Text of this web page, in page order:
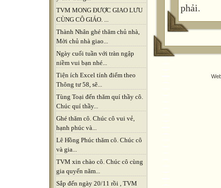
TVM MONG ĐƯỢC GIAO LƯU
CÙNG CÔ GIÁO. ...
Thành Nhân ghé thăm chủ nhà,
Mời chủ nhà giao...
Ngày cuối tuần với tràn ngập
niềm vui bạn nhé...
Tiện ích Excel tính điểm theo
Thông tư 58, sẽ...
Tùng Toại đến thăm quí thầy cô.
Chúc quí thầy...
Ghé thăm cô. Chúc cô vui vẻ,
hạnh phúc và...
Lê Hồng Phúc thăm cô. Chúc cô
và gia...
TVM xin chào cô. Chúc cô cùng
gia quyến năm...
Sắp đến ngày 20/11 rồi , TVM
phải.